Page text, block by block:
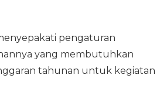
pengaturan
yang membutuhkan
tahunan untuk kegiatan